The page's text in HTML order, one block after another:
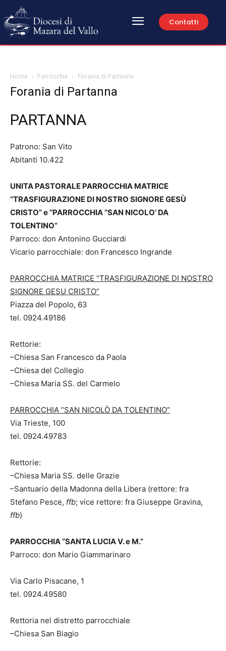
Contatti
Home Parrocchie Forania di Partanna
Forania di Partanna
PARTANNA
Patrono: San Vito
Abitanti 10.422
UNITA PASTORALE PARROCCHIA MATRICE
“TRASFIGURAZIONE DI NOSTRO SIGNORE GESÙ
CRISTO” e “PARROCCHIA “SAN NICOLO’ DA
TOLENTINO”
Parroco: don Antonino Gucciardi
Vicario parrocchiale: don Francesco Ingrande
PARROCCHIA MATRICE “TRASFIGURAZIONE DI NOSTRO
SIGNORE GESU CRISTO”
Piazza del Popolo, 63
tel. 0924.49186
Rettorie:
–Chiesa San Francesco da Paola
–Chiesa del Collegio
–Chiesa Maria SS. del Carmelo
PARROCCHIA “SAN NICOLÒ DA TOLENTINO”
Via Trieste, 100
tel. 0924.49783
Rettorie:
–Chiesa Maria SS. delle Grazie
–Santuario della Madonna della Libera (rettore: fra
Stefano Pesce, ffb; vice rettore: fra Giuseppe Gravina,
ffb)
PARROCCHIA “SANTA LUCIA V. e M.”
Parroco: don Mario Giammarinaro
Via Carlo Pisacane, 1
tel. 0924.49580
Rettoria nel distretto parrocchiale
–Chiesa San Biagio